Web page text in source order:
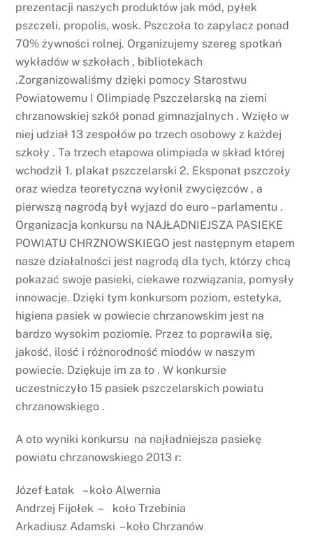
prezentacji naszych produktów jak mód, pyłek
pszczeli, propolis, wosk. Pszczoła to zapylacz ponad
70% żywności rolnej. Organizujemy szereg spotkań
wykładów w szkołach , bibliotekach
.Zorganizowaliśmy dzięki pomocy Starostwu
Powiatowemu I Olimpiadę Pszczelarską na ziemi
chrzanowskiej szkół ponad gimnazjalnych . Wzięło w
niej udział 13 zespołów po trzech osobowy z każdej
szkoły . Ta trzech etapowa olimpiada w skład której
wchodził 1. plakat pszczelarski 2. Eksponat pszczoły
oraz wiedza teoretyczna wyłonił zwycięzców , a
pierwszą nagrodą był wyjazd do euro – parlamentu .
Organizacja konkursu na NAJŁADNIEJSZA PASIEKE
POWIATU CHRZNOWSKIEGO jest następnym etapem
nasze działalności jest nagrodą dla tych, którzy chcą
pokazać swoje pasieki, ciekawe rozwiązania, pomysły
innowacje. Dzięki tym konkursom poziom, estetyka,
higiena pasiek w powiecie chrzanowskim jest na
bardzo wysokim poziomie. Przez to poprawiła się,
jakość, ilość i różnorodność miodów w naszym
powiecie. Dziękuje im za to . W konkursie
uczestniczyło 15 pasiek pszczelarskich powiatu
chrzanowskiego .
A oto wyniki konkursu na najładniejsza pasiekę
powiatu chrzanowskiego 2013 r:
Józef Łatak – koło Alwernia
Andrzej Fijołek – koło Trzebinia
Arkadiusz Adamski – koło Chrzanów